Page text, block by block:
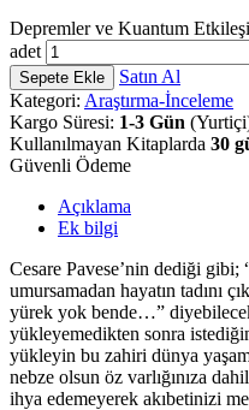
Depremler ve Kuantum
adet
Sepete Ekle
Satın Al
Kategori: Araştırma-İnceleme
Kargo Süresi: 1-3 Gün
Kullanılmayan Kitaplarda 30
Güvenli Ödeme
Açıklama
Ek bilgi
Cesare Pavese’nin dediği gibi;
umursamadan hayatın tadını
yürek yok bende…”
yükleyemedikten sonra
yükleyin bu zahiri dünya
nebze olsun öz varlığınıza
ihya edemeyerek akıbetinizi